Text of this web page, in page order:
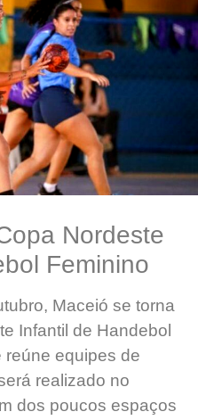
Nordeste
Feminino
Maceió se torna
Infantil de Handebol
reúne equipes de
realizado no
dos poucos espaços